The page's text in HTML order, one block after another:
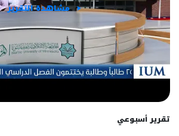
مشاهدة التقرير
تقرير أسبوعي